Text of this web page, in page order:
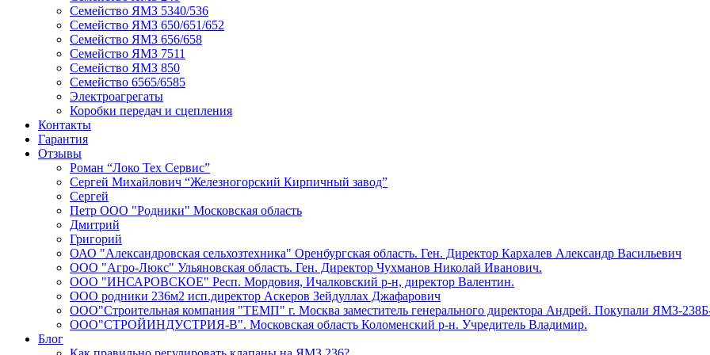
Семейство ЯМЗ 5340/536
Семейство ЯМЗ 650/651/652
Семейство ЯМЗ 656/658
Семейство ЯМЗ 7511
Семейство ЯМЗ 850
Семейство 6565/6585
Электроагрегаты
Коробки передач и сцепления
Контакты
Гарантия
Отзывы
Роман “Локо Тех Сервис”
Сергей Михайлович “Железногорский Кирпичный завод”
Сергей
Петр ООО "Родники" Московская область
Дмитрий
Григорий
ОАО "Александровская сельхозтехника" Оренбургская область. Ген. Директор Кархалев Александр Васильевич
ООО "Агро-Люкс" Ульяновская область. Ген. Директор Чухманов Николай Иванович.
ООО "ИНСАРОВСКОЕ" Респ. Мордовия, Ичалковский р-н, директор Валентин.
ООО родники 236м2 исп.директор Аскеров Зейдуллах Джафарович
ООО"Строительная компания "ТЕМП" г. Москва заместитель генерального директора Андрей. Покупали ЯМЗ-
ООО"СТРОЙИНДУСТРИЯ-В". Московская область Коломенский р-н. Учредитель Владимир.
Блог